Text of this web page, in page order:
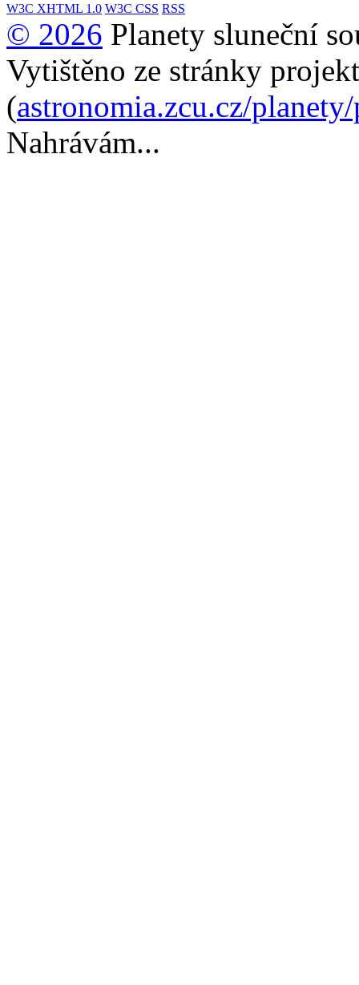
W3C XHTML 1.0 W3C CSS RSS
© 2026 Planety sluneční
Vytištěno ze stránky
(astronomia.zcu.cz/
Nahrávám...